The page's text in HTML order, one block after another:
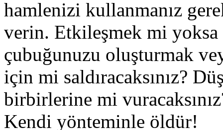
hamlenizi kullanmanız
verin. Etkileşmek mi yoksa
çubuğunuzu oluşturmak
için mi saldıracaksınız?
birbirlerine mi
Kendi yönteminle öldür!